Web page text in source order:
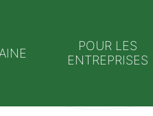
POUR LES
ENTREPRISES